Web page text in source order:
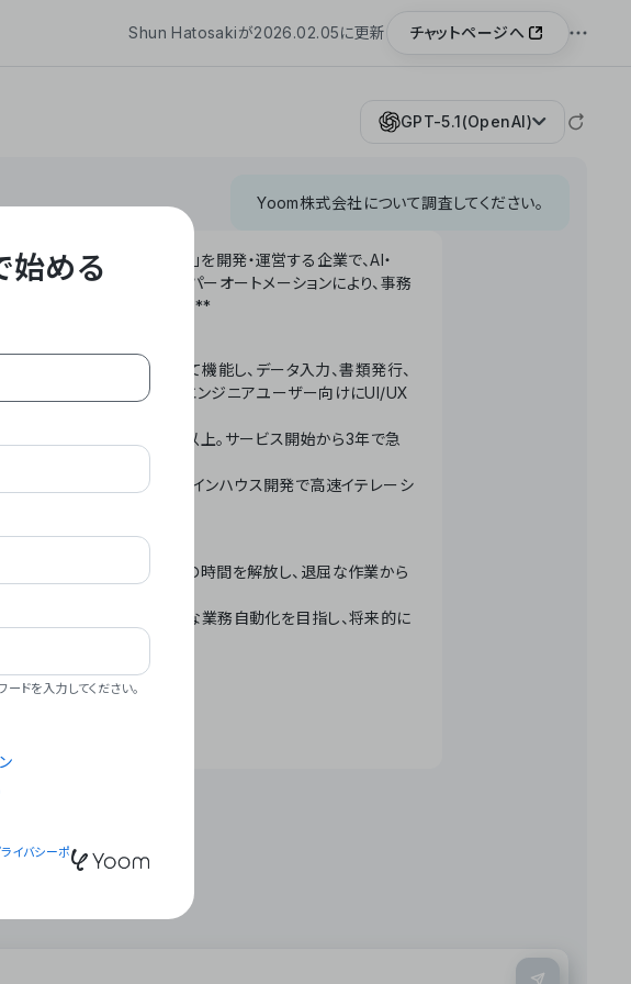
Shun Hatosakiが2026.02.05に更新 チャットページへ
GPT-5.1(OpenAI)
Yoom株式会社について調査してください。
メーションSaaS「Yoom」を開発・運営する企業で、AI・
コードで組み合わせたハイパーオートメーションにより、事務
サービスを提供しています。**
連携データベースとして機能し、データ入力、書類発行、
成などの業務を自動化。非エンジニアユーザー向けにUI/UX
社超、直近成長率300%以上。サービス開始から3年で急
1プラットフォームで完結。インハウス開発で高速イテレーシ
」 – テクノロジーで人々の時間を解放し、退屈な作業から
Automation」 – 世界的な業務自動化を目指し、将来的に
始める
ドを入力してください。
イバシーポ